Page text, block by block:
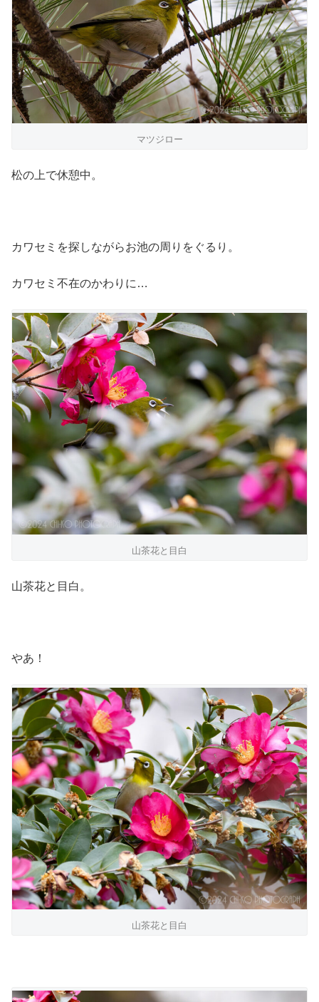
マツジロー
松の上で休憩中。
カワセミを探しながらお池の周りをぐるり。
カワセミ不在のかわりに…
山茶花と目白
山茶花と目白。
やあ！
山茶花と目白